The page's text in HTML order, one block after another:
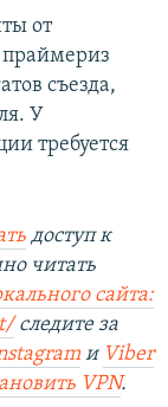
от
съезда,
У
требуется
доступ к
читать
сайта:
следите за
и Viber
VPN.